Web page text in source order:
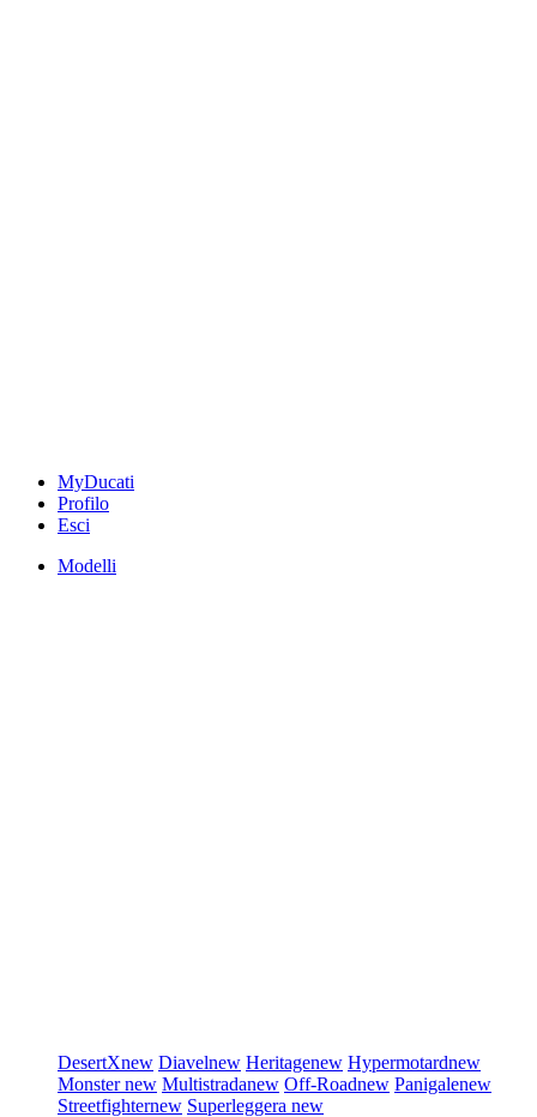
MyDucati
Profilo
Esci
Modelli
DesertXnew Diavelnew Heritagenew Hypermotardnew
Monsternew Multistradanew Off-Roadnew Panigalenew
Streetfighternew Superleggera new